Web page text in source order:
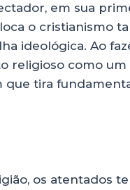
em sua
o cristianismo
ideológica. Ao
religioso como
que tira
os atentados